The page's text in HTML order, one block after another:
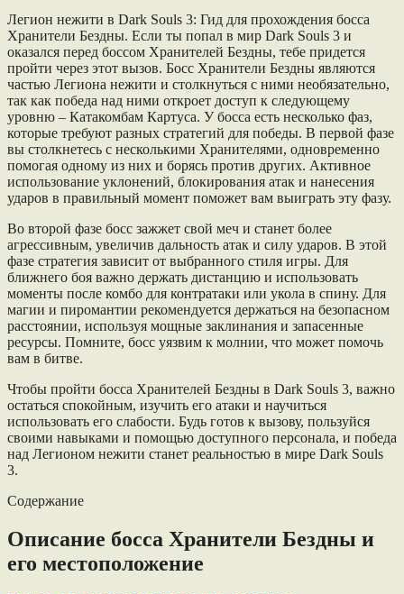
Легион нежити в Dark Souls 3: Гид для прохождения босса
Хранители Бездны. Если ты попал в мир Dark Souls 3 и
оказался перед боссом Хранителей Бездны, тебе придется
пройти через этот вызов. Босс Хранители Бездны являются
частью Легиона нежити и столкнуться с ними необязательно,
так как победа над ними откроет доступ к следующему
уровню – Катакомбам Картуса. У босса есть несколько фаз,
которые требуют разных стратегий для победы. В первой фазе
вы столкнетесь с несколькими Хранителями, одновременно
помогая одному из них и борясь против других. Активное
использование уклонений, блокирования атак и нанесения
ударов в правильный момент поможет вам выиграть эту фазу.
Во второй фазе босс зажжет свой меч и станет более
агрессивным, увеличив дальность атак и силу ударов. В этой
фазе стратегия зависит от выбранного стиля игры. Для
ближнего боя важно держать дистанцию и использовать
моменты после комбо для контратаки или укола в спину. Для
магии и пиромантии рекомендуется держаться на безопасном
расстоянии, используя мощные заклинания и запасенные
ресурсы. Помните, босс уязвим к молнии, что может помочь
вам в битве.
Чтобы пройти босса Хранителей Бездны в Dark Souls 3, важно
остаться спокойным, изучить его атаки и научиться
использовать его слабости. Будь готов к вызову, пользуйся
своими навыками и помощью доступного персонала, и победа
над Легионом нежити станет реальностью в мире Dark Souls
3.
Содержание
Описание босса Хранители Бездны и
его местоположение